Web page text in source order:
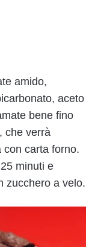
amido,
aceto
bene fino
che verrà
con carta forno.
minuti e
zucchero a velo.